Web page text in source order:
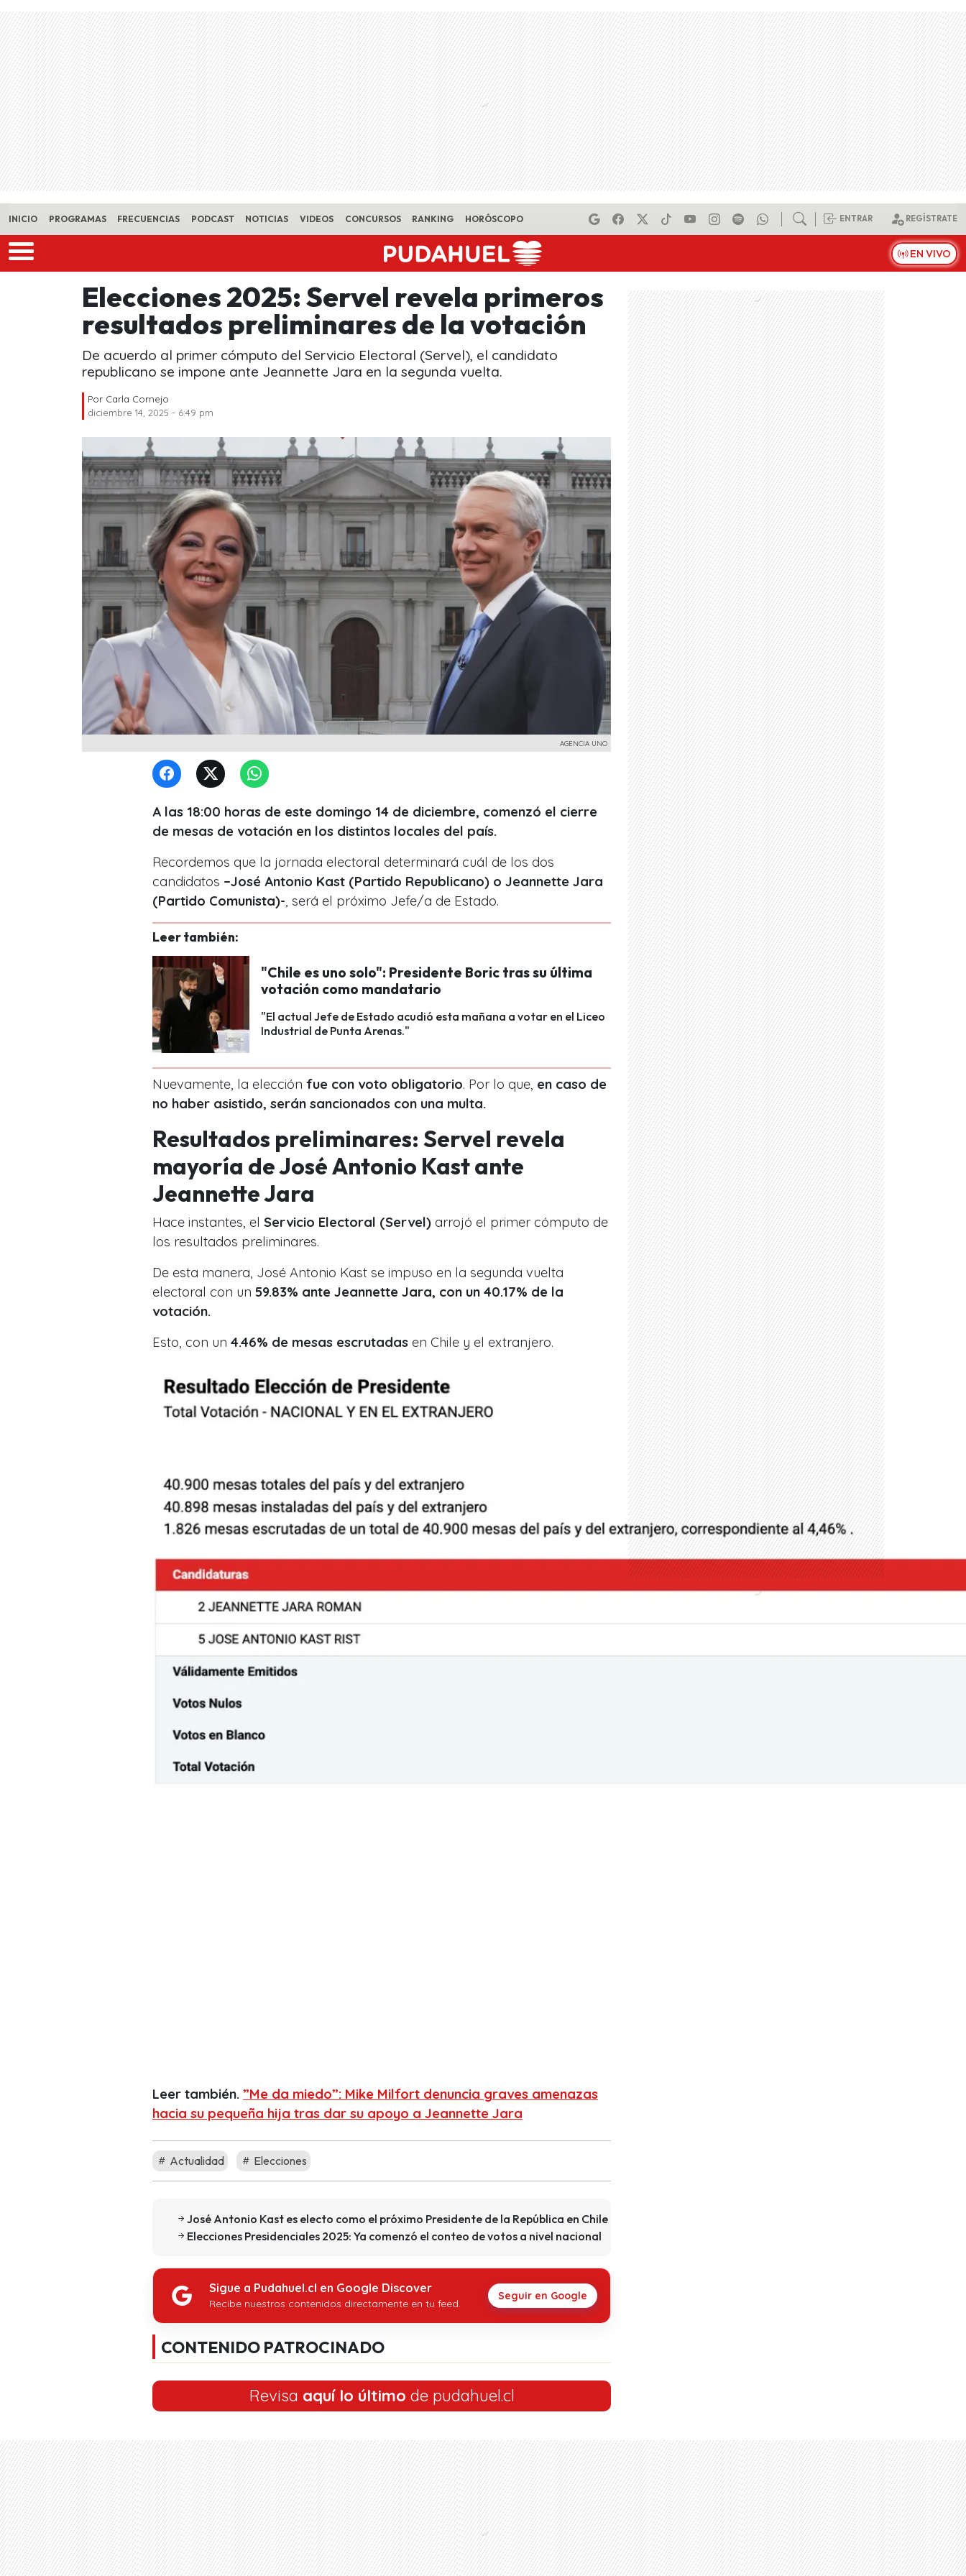
Skip to main content
INICIO PROGRAMAS FRECUENCIAS PODCAST NOTICIAS VIDEOS CONCURSOS RANKING HORÓSCOPO ENTRAR REGÍSTRATE
EN VIVO
Elecciones 2025: Servel revela primeros
resultados preliminares de la votación
De acuerdo al primer cómputo del Servicio Electoral (Servel), el candidato
republicano se impone ante Jeannette Jara en la segunda vuelta.
Por Carla Cornejo
diciembre 14, 2025 - 6:49 pm
AGENCIA UNO
A las 18:00 horas de este domingo 14 de diciembre, comenzó el cierre
de mesas de votación en los distintos locales del país.
Recordemos que la jornada electoral determinará cuál de los dos
candidatos –José Antonio Kast (Partido Republicano) o Jeannette Jara
(Partido Comunista)- , será el próximo Jefe/a de Estado.
Leer también:
"Chile es uno solo": Presidente Boric tras su última
votación como mandatario
"El actual Jefe de Estado acudió esta mañana a votar en el Liceo
Industrial de Punta Arenas."
Nuevamente, la elección fue con voto obligatorio. Por lo que, en caso de
no haber asistido, serán sancionados con una multa.
Resultados preliminares: Servel revela
mayoría de José Antonio Kast ante
Jeannette Jara
Hace instantes, el Servicio Electoral (Servel) arrojó el primer cómputo de
los resultados preliminares.
De esta manera, José Antonio Kast se impuso en la segunda vuelta
electoral con un 59.83% ante Jeannette Jara, con un 40.17% de la
votación.
Esto, con un 4.46% de mesas escrutadas en Chile y el extranjero.
Leer también. ”Me da miedo”: Mike Milfort denuncia graves amenazas
hacia su pequeña hija tras dar su apoyo a Jeannette Jara
Actualidad Elecciones
José Antonio Kast es electo como el próximo Presidente de la República en Chile
Elecciones Presidenciales 2025: Ya comenzó el conteo de votos a nivel nacional
Sigue a Pudahuel.cl en Google Discover
Recibe nuestros contenidos directamente en tu feed.
Seguir en Google
CONTENIDO PATROCINADO
Revisa aquí lo último de pudahuel.cl